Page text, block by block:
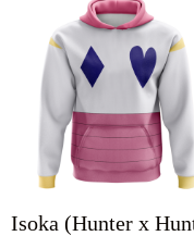
Isoka (Hunter x